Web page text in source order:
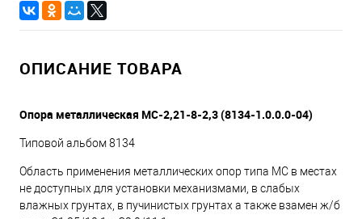
ОПИСАНИЕ ТОВАРА
Опора металлическая МС-2,21-8-2,3 (8134-1.0.0.0-04)
Типовой альбом 8134
Область применения металлических опор типа МС в местах
не доступных для установки механизмами, в слабых
влажных грунтах, в пучинистых грунтах а также взамен ж/б